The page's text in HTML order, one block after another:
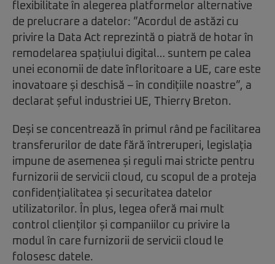
flexibilitate în alegerea platformelor alternative
de prelucrare a datelor: ”Acordul de astăzi cu
privire la Data Act reprezintă o piatră de hotar în
remodelarea spațiului digital… suntem pe calea
unei economii de date înfloritoare a UE, care este
inovatoare și deschisă – în condițiile noastre”, a
declarat șeful industriei UE, Thierry Breton.
Deși se concentrează în primul rând pe facilitarea
transferurilor de date fără întreruperi, legislația
impune de asemenea și reguli mai stricte pentru
furnizorii de servicii cloud, cu scopul de a proteja
confidențialitatea și securitatea datelor
utilizatorilor. În plus, legea oferă mai mult
control clienților și companiilor cu privire la
modul în care furnizorii de servicii cloud le
folosesc datele.